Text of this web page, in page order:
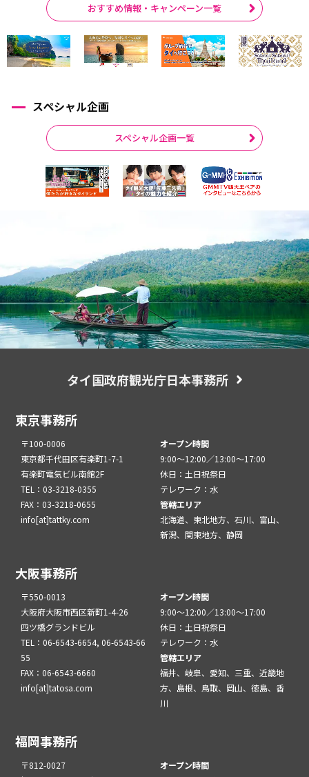
おすすめ情報・キャンペーン一覧
スペシャル企画
スペシャル企画一覧
タイ国政府観光庁日本事務所
東京事務所
〒100-0006
東京都千代田区有楽町1-7-1
有楽町電気ビル南館2F
TEL：03-3218-0355
FAX：03-3218-0655
info[at]tattky.com
オープン時間
9:00～12:00／13:00～17:00
休日：土日祝祭日
テレワーク：水
管轄エリア
北海道、東北地方、石川、富山、
新潟、関東地方、静岡
大阪事務所
〒550-0013
大阪府大阪市西区新町1-4-26
四ツ橋グランドビル
TEL：06-6543-6654, 06-6543-66
55
FAX：06-6543-6660
info[at]tatosa.com
オープン時間
9:00～12:00／13:00～17:00
休日：土日祝祭日
テレワーク：水
管轄エリア
福井、岐阜、愛知、三重、近畿地
方、島根、鳥取、岡山、徳島、香
川
福岡事務所
〒812-0027
オープン時間